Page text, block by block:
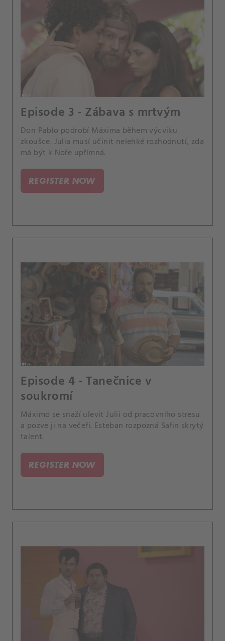
Episode 3 - Zábava s mrtvým
Don Pablo podrobí Máxima během výcviku
zkoušce. Julia musí učinit nelehké rozhodnutí, zda
má být k Noře upřímná.
REGISTER NOW
Episode 4 - Tanečnice v
soukromí
Máximo se snaží ulevit Julii od pracovního stresu
a pozve ji na večeři. Esteban rozpozná Sařin skrytý
talent.
REGISTER NOW